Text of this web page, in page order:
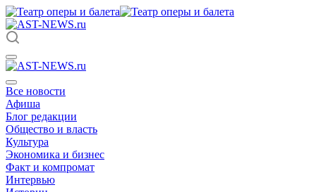
Все новости
Афиша
Блог редакции
Общество и власть
Культура
Экономика и бизнес
Факт и компромат
Интервью